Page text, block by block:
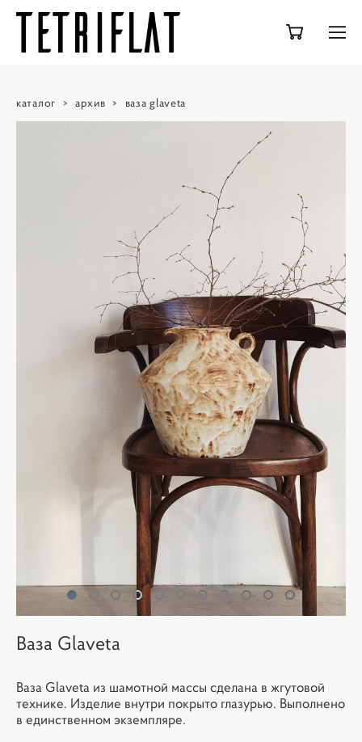
каталог > архив > ваза glaveta
Ваза Glaveta
Ваза Glaveta из шамотной массы сделана в жгутовой
технике. Изделие внутри покрыто глазурью. Выполнено
в единственном экземпляре.